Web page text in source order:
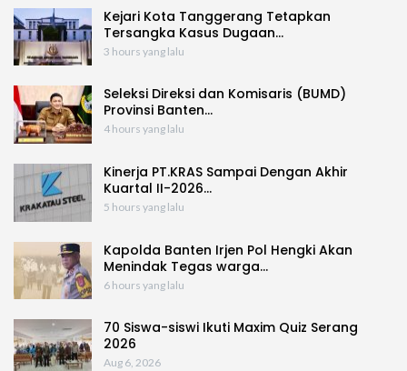
Kejari Kota Tanggerang Tetapkan
Tersangka Kasus Dugaan…
3 hours yang lalu
Seleksi Direksi dan Komisaris (BUMD)
Provinsi Banten…
4 hours yang lalu
Kinerja PT.KRAS Sampai Dengan Akhir
Kuartal II-2026…
5 hours yang lalu
Kapolda Banten Irjen Pol Hengki Akan
Menindak Tegas warga…
6 hours yang lalu
70 Siswa-siswi Ikuti Maxim Quiz Serang
2026
Aug 6, 2026